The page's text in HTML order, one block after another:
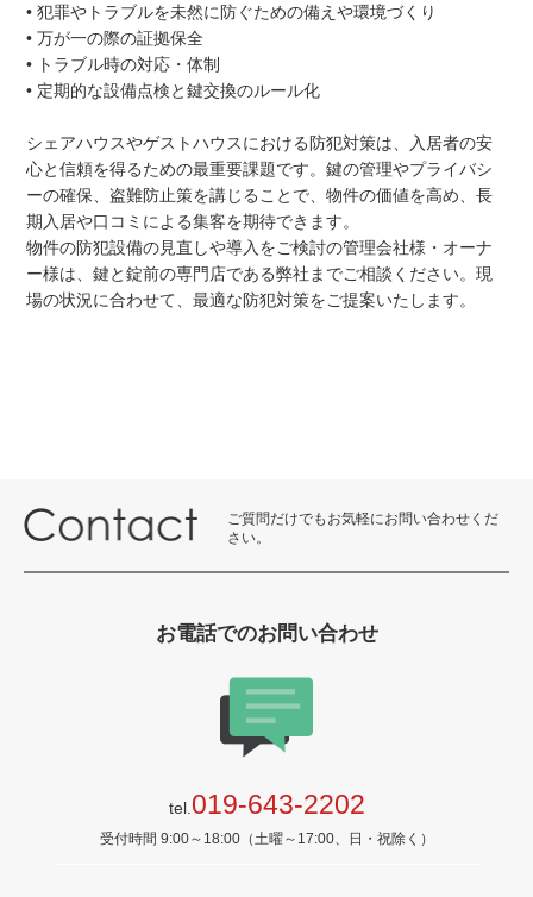
• 犯罪やトラブルを未然に防ぐための備えや環境づくり
• 万が一の際の証拠保全
• トラブル時の対応・体制
• 定期的な設備点検と鍵交換のルール化
シェアハウスやゲストハウスにおける防犯対策は、入居者の安
心と信頼を得るための最重要課題です。鍵の管理やプライバシ
ーの確保、盗難防止策を講じることで、物件の価値を高め、長
期入居や口コミによる集客を期待できます。
物件の防犯設備の見直しや導入をご検討の管理会社様・オーナ
ー様は、鍵と錠前の専門店である弊社までご相談ください。現
場の状況に合わせて、最適な防犯対策をご提案いたします。
ご質問だけでもお気軽にお問い合わせくだ
さい。
お電話でのお問い合わせ
tel. 019-643-2202
受付時間 9:00～18:00（土曜～17:00、日・祝除く）